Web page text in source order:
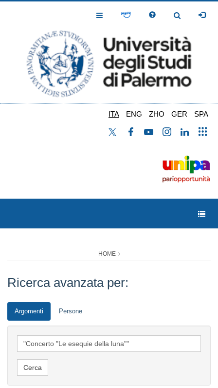
Toggle
Toggle
ITA ENG ZHO GER SPA
HOME
Ricerca avanzata per:
Argomenti Persone